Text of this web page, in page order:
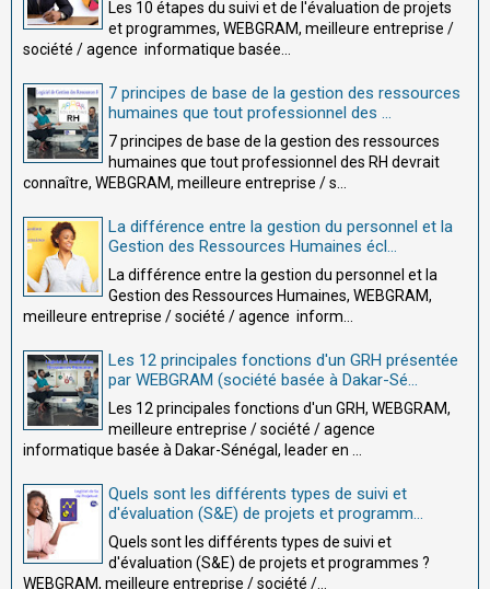
Les 10 étapes du suivi et de l'évaluation de projets
et programmes, WEBGRAM, meilleure entreprise /
société / agence informatique basée...
7 principes de base de la gestion des ressources
humaines que tout professionnel des ...
7 principes de base de la gestion des ressources
humaines que tout professionnel des RH devrait
connaître, WEBGRAM, meilleure entreprise / s...
La différence entre la gestion du personnel et la
Gestion des Ressources Humaines écl...
La différence entre la gestion du personnel et la
Gestion des Ressources Humaines, WEBGRAM,
meilleure entreprise / société / agence inform...
Les 12 principales fonctions d'un GRH présentée
par WEBGRAM (société basée à Dakar-Sé...
Les 12 principales fonctions d'un GRH, WEBGRAM,
meilleure entreprise / société / agence
informatique basée à Dakar-Sénégal, leader en ...
Quels sont les différents types de suivi et
d'évaluation (S&E) de projets et programm...
Quels sont les différents types de suivi et
d'évaluation (S&E) de projets et programmes ?
WEBGRAM, meilleure entreprise / société /...